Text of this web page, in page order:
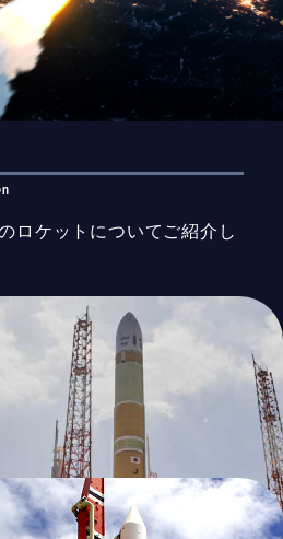
ロケットについてご紹介し